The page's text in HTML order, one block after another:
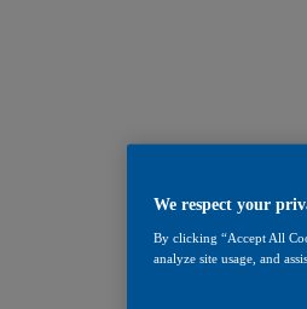
We respect your
By clicking “Accept All
analyze site usage, and